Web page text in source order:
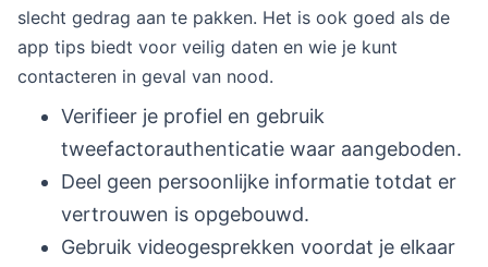
slecht gedrag aan te pakken. Het is ook goed als de
app tips biedt voor veilig daten en wie je kunt
contacteren in geval van nood.
Verifieer je profiel en gebruik
tweefactorauthenticatie waar aangeboden.
Deel geen persoonlijke informatie totdat er
vertrouwen is opgebouwd.
Gebruik videogesprekken voordat je elkaar